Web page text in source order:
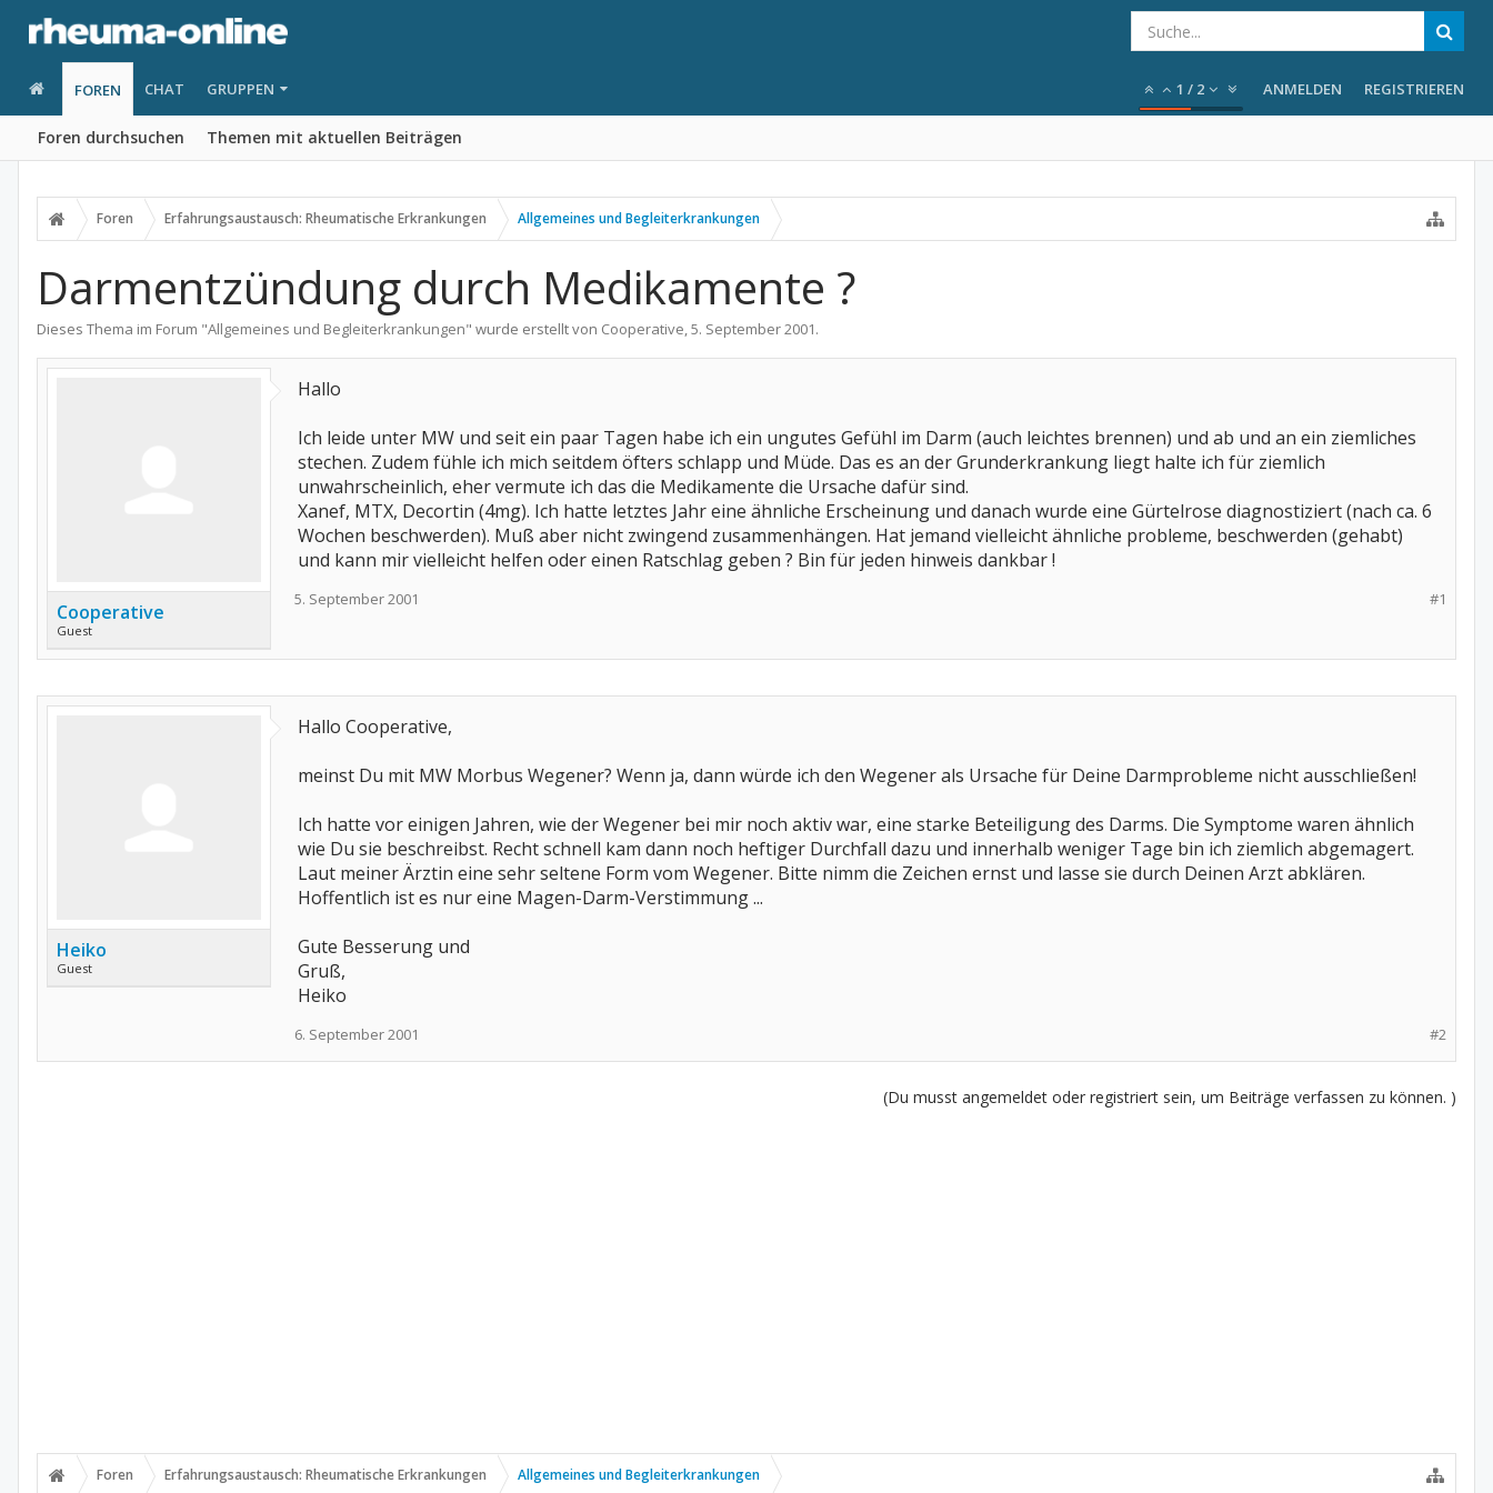
FOREN
Foren durchsuchen Themen mit aktuellen Beiträgen
CHAT GRUPPEN 1 / 2 ANMELDEN REGISTRIEREN
Foren Erfahrungsaustausch: Rheumatische Erkrankungen Allgemeines und Begleiterkrankungen
Darmentzündung durch Medikamente ?
Dieses Thema im Forum "Allgemeines und Begleiterkrankungen" wurde erstellt von Cooperative,5. September 2001.
Cooperative
Guest
Hallo
Ich leide unter MW und seit ein paar Tagen habe ich ein ungutes Gefühl im Darm (auch leichtes brennen) und ab und an ein ziemliches
stechen. Zudem fühle ich mich seitdem öfters schlapp und Müde. Das es an der Grunderkrankung liegt halte ich für ziemlich
unwahrscheinlich, eher vermute ich das die Medikamente die Ursache dafür sind.
Xanef, MTX, Decortin (4mg). Ich hatte letztes Jahr eine ähnliche Erscheinung und danach wurde eine Gürtelrose diagnostiziert (nach ca. 6
Wochen beschwerden). Muß aber nicht zwingend zusammenhängen. Hat jemand vielleicht ähnliche probleme, beschwerden (gehabt)
und kann mir vielleicht helfen oder einen Ratschlag geben ? Bin für jeden hinweis dankbar !
#1
5. September 2001
Heiko
Guest
Hallo Cooperative,
meinst Du mit MW Morbus Wegener? Wenn ja, dann würde ich den Wegener als Ursache für Deine Darmprobleme nicht ausschließen!
Ich hatte vor einigen Jahren, wie der Wegener bei mir noch aktiv war, eine starke Beteiligung des Darms. Die Symptome waren ähnlich
wie Du sie beschreibst. Recht schnell kam dann noch heftiger Durchfall dazu und innerhalb weniger Tage bin ich ziemlich abgemagert.
Laut meiner Ärztin eine sehr seltene Form vom Wegener. Bitte nimm die Zeichen ernst und lasse sie durch Deinen Arzt abklären.
Hoffentlich ist es nur eine Magen-Darm-Verstimmung ...
Gute Besserung und
Gruß,
Heiko
#2
6. September 2001
(Du musst angemeldet oder registriert sein, um Beiträge verfassen zu können. )
Foren Erfahrungsaustausch: Rheumatische Erkrankungen Allgemeines und Begleiterkrankungen